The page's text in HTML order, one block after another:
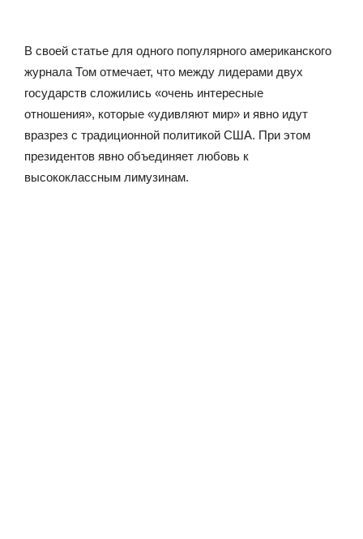
В своей статье для одного популярного американского
журнала Том отмечает, что между лидерами двух
государств сложились «очень интересные
отношения», которые «удивляют мир» и явно идут
вразрез с традиционной политикой США. При этом
президентов явно объединяет любовь к
высококлассным лимузинам.